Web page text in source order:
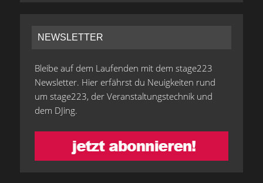
NEWSLETTER
Bleibe auf dem Laufenden mit dem stage223
Newsletter. Hier erfährst du Neuigkeiten rund
um stage223, der Veranstaltungstechnik und
dem DJing.